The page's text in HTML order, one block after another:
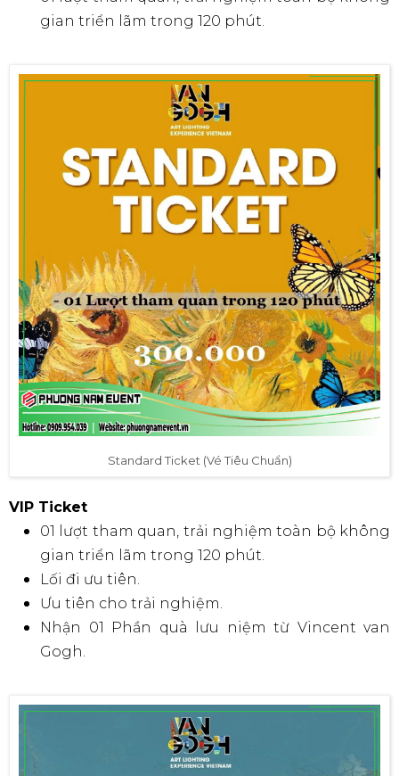
gian triển lãm trong 120 phút.
Standard Ticket (Vé Tiêu Chuẩn)
VIP Ticket
01 lượt tham quan, trải nghiệm toàn bộ không
gian triển lãm trong 120 phút.
Lối đi ưu tiên.
Ưu tiên cho trải nghiệm.
Nhận 01 Phần quà lưu niệm từ Vincent van
Gogh.